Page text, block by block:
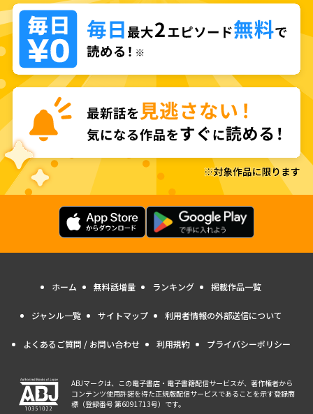
ホーム 無料話増量 ランキング 掲載作品一覧
ジャンル一覧 サイトマップ 利用者情報の外部送信について
よくあるご質問 / お問い合わせ 利用規約 プライバシーポリシー
ABJマークは、この電子書店・電子書籍配信サービスが、著作権者から
コンテンツ使用許諾を得た正規版配信サービスであることを示す登録商
標（登録番号 第6091713号）です。